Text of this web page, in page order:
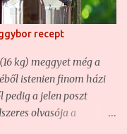
recept
kg) meggyet még a
istenien finom házi
pedig a jelen poszt
olvasója a